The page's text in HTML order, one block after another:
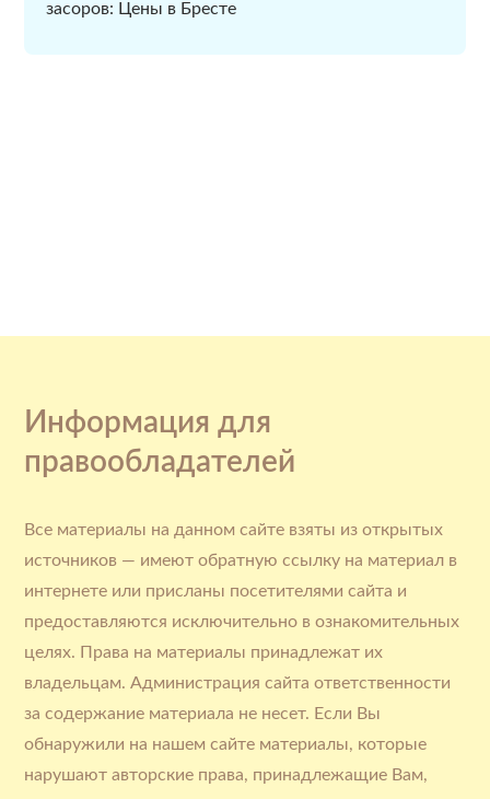
засоров: Цены в Бресте
Информация для
правообладателей
Все материалы на данном сайте взяты из открытых
источников — имеют обратную ссылку на материал в
интернете или присланы посетителями сайта и
предоставляются исключительно в ознакомительных
целях. Права на материалы принадлежат их
владельцам. Администрация сайта ответственности
за содержание материала не несет. Если Вы
обнаружили на нашем сайте материалы, которые
нарушают авторские права, принадлежащие Вам,